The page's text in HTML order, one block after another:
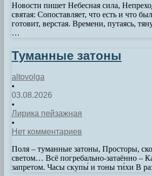
Новости пишет Небесная сила,
святая: Сопоставляет, что есть и что
готовит, верстая. Времени, путаясь,
…
Туманные затоны
altovolga
•
03.08.2026
•
Лирика пейзажная
•
Нет комментариев
Поля – туманные затоны, Просторы,
светом… Всё погребально-затаённо –
запретом. Часы скупы́ и тоны ти́хи В